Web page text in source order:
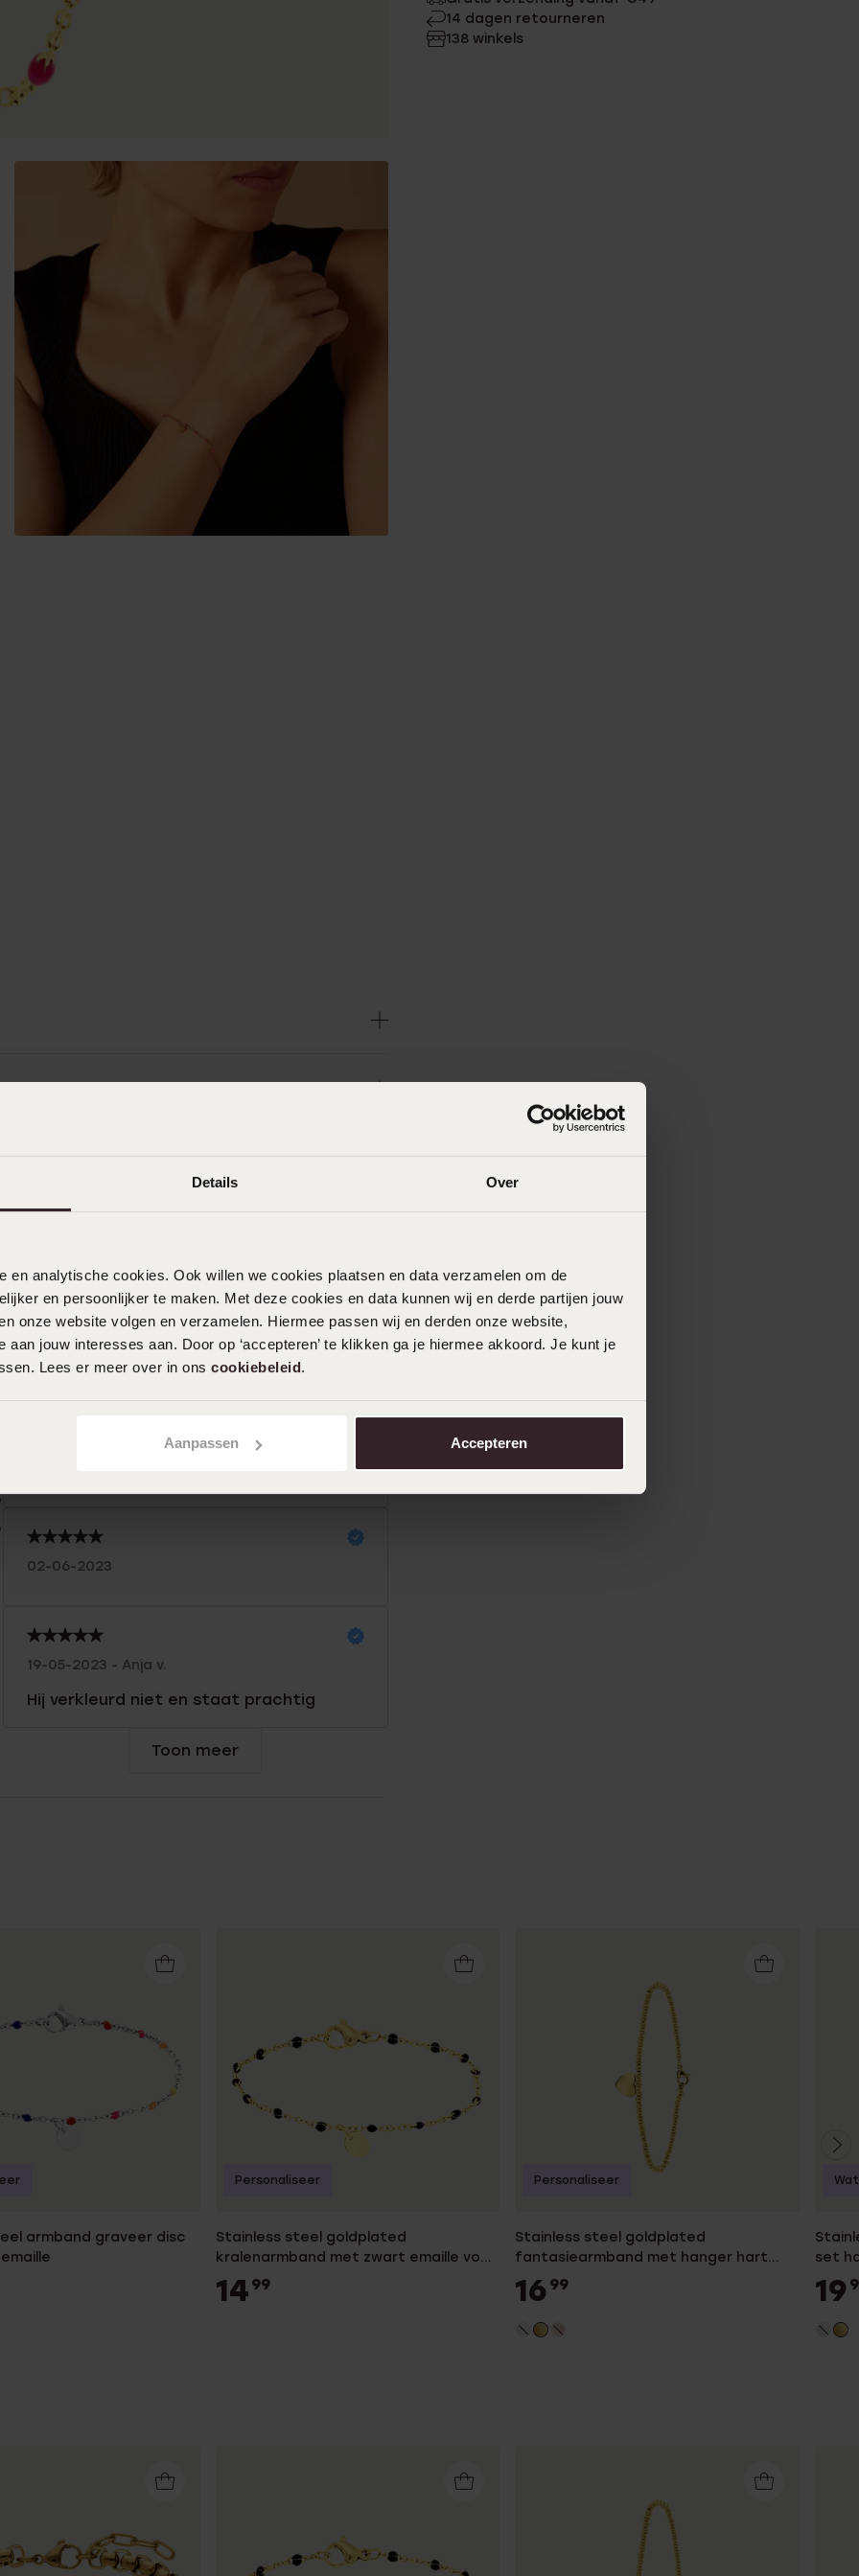
Details Over
en analytische cookies. Ook willen we cookies plaatsen en data verzamelen om de
en persoonlijker te maken. Met deze cookies en data kunnen wij en derde partijen jouw
onze website volgen en verzamelen. Hiermee passen wij en derden onze website,
aan jouw interesses aan. Door op ‘accepteren’ te klikken ga je hiermee akkoord. Je kunt je
Lees er meer over in ons cookiebeleid.
Aanpassen Accepteren
14 dagen retourneren
138 winkels
Filter
Heel leuk armbandje alleen is niet
02-06-2023
19-05-2023 - Anja v.
Hij verkleurd niet en staat prachtig
Toon meer
armband graveer disc
Stainless steel goldplated
kralenarmband met zwart emaille voor
dames
14 99
Personaliseer
Stainless steel goldplated
fantasiearmband met hanger hart
voor dames
16 99
Personaliseer
set
19